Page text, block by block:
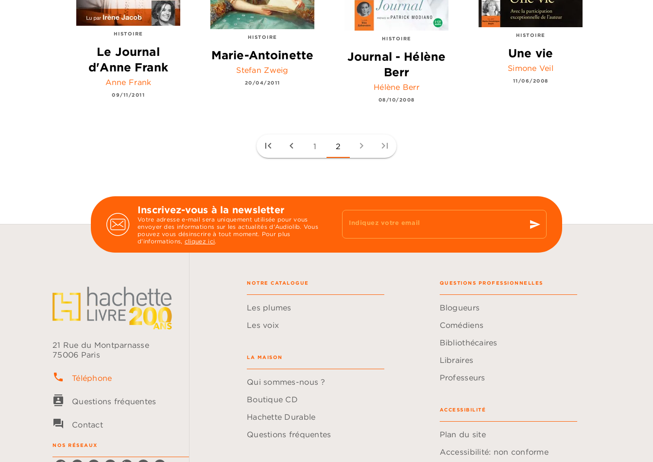
HISTOIRE
Le Journal
d'Anne Frank
Anne Frank
09/11/2011
HISTOIRE
Marie-Antoinette
Stefan Zweig
20/04/2011
HISTOIRE
Journal - Hélène
Berr
Hélène Berr
08/10/2008
HISTOIRE
Une vie
Simone Veil
11/06/2008
first_page chevron_left 1 2 chevron_right last_page
Inscrivez-vous à la newsletter
Votre adresse e-mail sera uniquement utilisée pour vous
envoyer des informations sur les actualités d'Audiolib. Vous
pouvez vous désinscrire à tout moment. Pour plus
d’informations, cliquez ici.
Indiquez votre email send
21 Rue du Montparnasse
75006 Paris
phone Téléphone
contacts Questions fréquentes
question_answer Contact
NOS RÉSEAUX
NOTRE CATALOGUE
Les plumes
Les voix
LA MAISON
Qui sommes-nous ?
Boutique CD
Hachette Durable
Questions fréquentes
QUESTIONS PROFESSIONNELLES
Blogueurs
Comédiens
Bibliothécaires
Libraires
Professeurs
ACCESSIBILITÉ
Plan du site
Accessibilité: non conforme